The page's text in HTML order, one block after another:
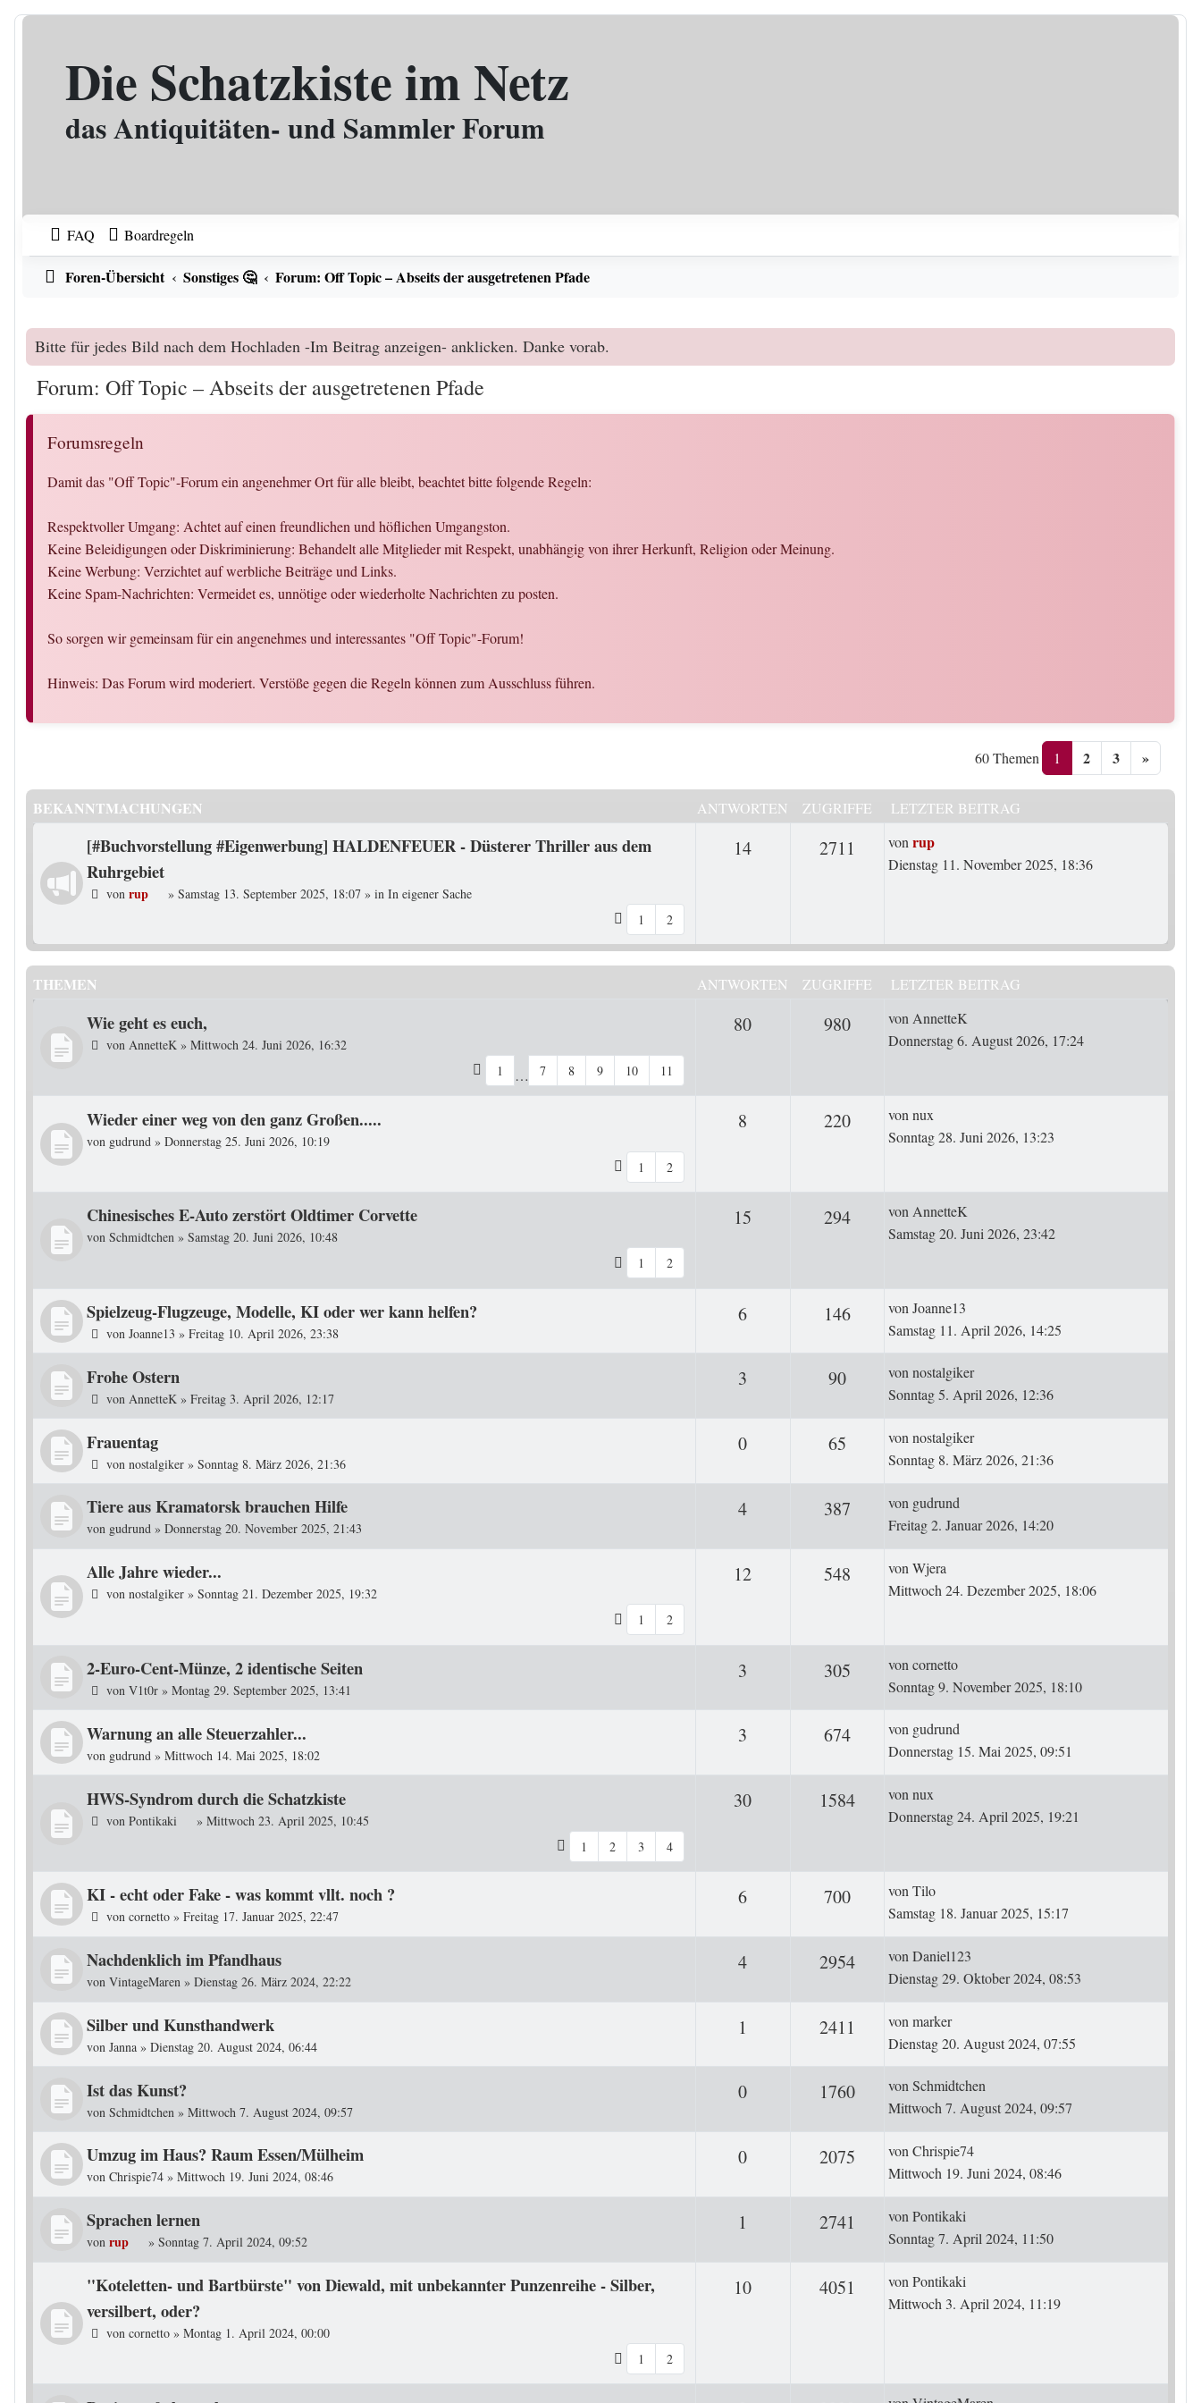
Zum Inhalt
Die Schatzkiste im Netz
das Antiquitäten- und Sammler Forum
FAQ Boardregeln
Foren-Übersicht Sonstiges 🤔 Forum: Off Topic – Abseits der ausgetretenen Pfade
Bitte für jedes Bild nach dem Hochladen -Im Beitrag anzeigen- anklicken. Danke vorab.
Forum: Off Topic – Abseits der ausgetretenen Pfade
Forumsregeln
Damit das "Off Topic"-Forum ein angenehmer Ort für alle bleibt, beachtet bitte folgende Regeln:
Respektvoller Umgang: Achtet auf einen freundlichen und höflichen Umgangston.
Keine Beleidigungen oder Diskriminierung: Behandelt alle Mitglieder mit Respekt, unabhängig von ihrer Herkunft, Religion oder Meinung.
Keine Werbung: Verzichtet auf werbliche Beiträge und Links.
Keine Spam-Nachrichten: Vermeidet es, unnötige oder wiederholte Nachrichten zu posten.
So sorgen wir gemeinsam für ein angenehmes und interessantes "Off Topic"-Forum!
Hinweis: Das Forum wird moderiert. Verstöße gegen die Regeln können zum Ausschluss führen.
60 Themen 1 2 3 »
BEKANNTMACHUNGEN ANTWORTEN ZUGRIFFE LETZTER BEITRAG
[#Buchvorstellung #Eigenwerbung] HALDENFEUER - Düsterer Thriller aus dem
Ruhrgebiet
von rup » Samstag 13. September 2025, 18:07 » in In eigener Sache
1
2
14Antworten2711 ZugriffeLetzter Beitrag
vonrup
Dienstag 11. November 2025, 18:36
THEMEN ANTWORTEN ZUGRIFFE LETZTER BEITRAG
Wie geht es euch,
von AnnetteK » Mittwoch 24. Juni 2026, 16:32
1
… 7 8 9 10 11
80Antworten980ZugriffeLetzter Beitrag
vonAnnetteK
Donnerstag 6. August 2026, 17:24
Wieder einer weg von den ganz Großen.....
von gudrund » Donnerstag 25. Juni 2026, 10:19
1
2
8 220ZugriffeLetzter Beitrag
vonnux
Sonntag 28. Juni 2026, 13:23
Chinesisches E-Auto zerstört Oldtimer Corvette
von Schmidtchen » Samstag 20. Juni 2026, 10:48
1
2
15 Antworten294ZugriffeLetzter Beitrag
von AnnetteK
Samstag 20. Juni 2026, 23:42
Spielzeug-Flugzeuge, Modelle, KI oder wer kann helfen?
von Joanne13 » Freitag 10. April 2026, 23:38
6Antworten 146ZugriffeLetzter Beitrag
vonJoanne13
Samstag 11. April 2026, 14:25
Frohe Ostern
von AnnetteK » Freitag 3. April 2026, 12:17
3 90ZugriffeLetzter Beitrag
vonnostalgiker
Sonntag 5. April 2026, 12:36
Frauentag
von nostalgiker » Sonntag 8. März 2026, 21:36
0Antworten 65 ZugriffeLetzter Beitrag
vonnostalgiker
Sonntag 8. März 2026, 21:36
Tiere aus Kramatorsk brauchen Hilfe
von gudrund » Donnerstag 20. November 2025, 21:43
4Antworten 387 ZugriffeLetzter Beitrag
von gudrund
Freitag 2. Januar 2026, 14:20
Alle Jahre wieder...
von nostalgiker » Sonntag 21. Dezember 2025, 19:32
1
2
12Antworten548 ZugriffeLetzter Beitrag
vonWjera
Mittwoch 24. Dezember 2025, 18:06
2-Euro-Cent-Münze, 2 identische Seiten
von V1t0r » Montag 29. September 2025, 13:41
3 305 ZugriffeLetzter Beitrag
voncornetto
Sonntag 9. November 2025, 18:10
Warnung an alle Steuerzahler...
von gudrund » Mittwoch 14. Mai 2025, 18:02
3 674ZugriffeLetzter Beitrag
von gudrund
Donnerstag 15. Mai 2025, 09:51
HWS-Syndrom durch die Schatzkiste
von Pontikaki » Mittwoch 23. April 2025, 10:45
1
2 3 4
30Antworten1584ZugriffeLetzter Beitrag
vonnux
Donnerstag 24. April 2025, 19:21
KI - echt oder Fake - was kommt vllt. noch ?
von cornetto » Freitag 17. Januar 2025, 22:47
6Antworten 700ZugriffeLetzter Beitrag
vonTilo
Samstag 18. Januar 2025, 15:17
Nachdenklich im Pfandhaus
von VintageMaren » Dienstag 26. März 2024, 22:22
4Antworten2954ZugriffeLetzter Beitrag
vonDaniel123
Dienstag 29. Oktober 2024, 08:53
Silber und Kunsthandwerk
von Janna » Dienstag 20. August 2024, 06:44
1 Antworten2411 ZugriffeLetzter Beitrag
vonmarker
Dienstag 20. August 2024, 07:55
Ist das Kunst?
von Schmidtchen » Mittwoch 7. August 2024, 09:57
0Antworten1760ZugriffeLetzter Beitrag
vonSchmidtchen
Mittwoch 7. August 2024, 09:57
Umzug im Haus? Raum Essen/Mülheim
von Chrispie74 » Mittwoch 19. Juni 2024, 08:46
0Antworten2075 ZugriffeLetzter Beitrag
vonChrispie74
Mittwoch 19. Juni 2024, 08:46
Sprachen lernen
von rup » Sonntag 7. April 2024, 09:52
1 Antworten2741 ZugriffeLetzter Beitrag
vonPontikaki
Sonntag 7. April 2024, 11:50
"Koteletten- und Bartbürste" von Diewald, mit unbekannter Punzenreihe - Silber,
versilbert, oder?
von cornetto » Montag 1. April 2024, 00:00
1
2
10Antworten4051 ZugriffeLetzter Beitrag
vonPontikaki
Mittwoch 3. April 2024, 11:19